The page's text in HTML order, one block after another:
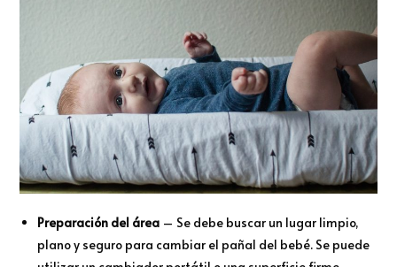
Preparación del área – Se debe buscar un lugar limpio,
plano y seguro para cambiar el pañal del bebé. Se puede